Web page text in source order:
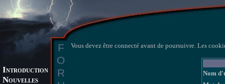
INTRODUCTION
NOUVELLES
F
O
R
Vous devez être connecté avant de poursuivre. Les
Nom